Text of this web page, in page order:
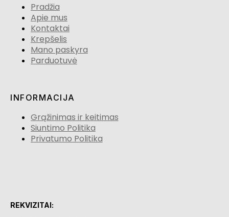
Pradžia
Apie mus
Kontaktai
Krepšelis
Mano paskyra
Parduotuvė
INFORMACIJA
Grąžinimas ir keitimas
Siuntimo Politika
Privatumo Politika
REKVIZITAI: